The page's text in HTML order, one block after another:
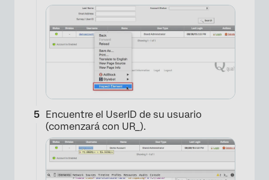
Encuentre el UserID de su usuario
(comenzará con UR_).